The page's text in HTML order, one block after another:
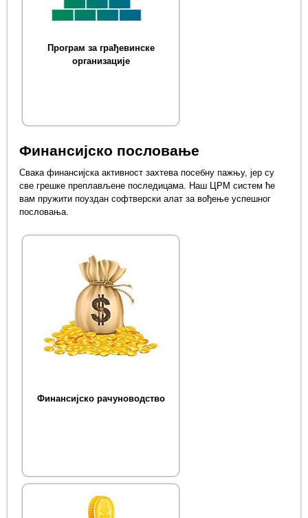
Програм за грађевинске
организације
Финансијско пословање
Свака финансијска активност захтева посебну пажњу, јер су
све грешке преплављене последицама. Наш ЦРМ систем ће
вам пружити поуздан софтверски алат за вођење успешног
пословања.
Финансијско рачуноводство